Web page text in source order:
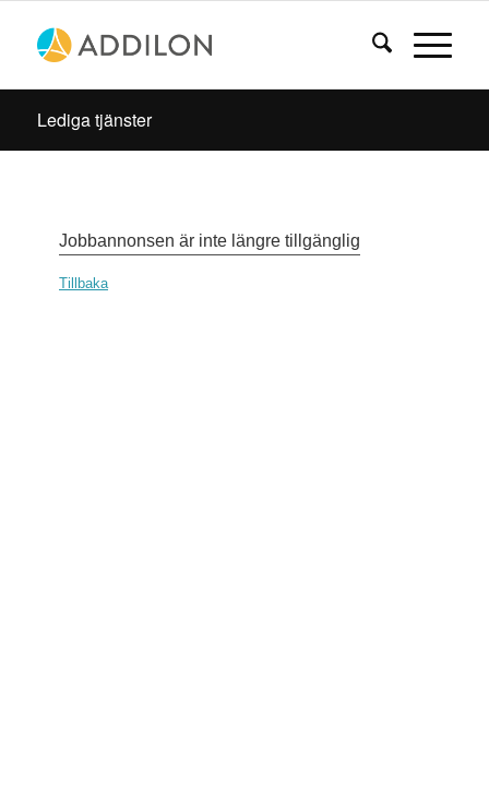
Lediga tjänster